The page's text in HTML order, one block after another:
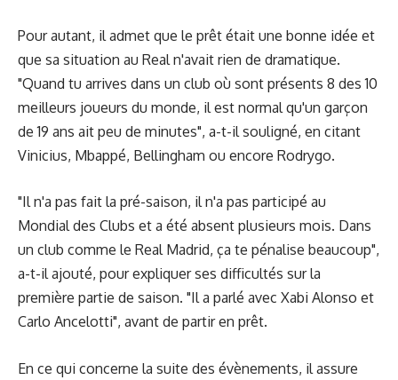
Pour autant, il admet que le prêt était une bonne idée et
que sa situation au Real n'avait rien de dramatique.
"Quand tu arrives dans un club où sont présents 8 des 10
meilleurs joueurs du monde, il est normal qu'un garçon
de 19 ans ait peu de minutes", a-t-il souligné, en citant
Vinicius, Mbappé, Bellingham ou encore Rodrygo.
"Il n'a pas fait la pré-saison, il n'a pas participé au
Mondial des Clubs et a été absent plusieurs mois. Dans
un club comme le Real Madrid, ça te pénalise beaucoup",
a-t-il ajouté, pour expliquer ses difficultés sur la
première partie de saison. "Il a parlé avec Xabi Alonso et
Carlo Ancelotti", avant de partir en prêt.
En ce qui concerne la suite des évènements, il assure